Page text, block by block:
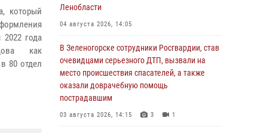
который
года
как
80 отдел
Ленобласти
04 августа 2026, 14:05
В Зеленогорске сотрудники Росгвардии, став
очевидцами серьезного ДТП, вызвали на
место происшествия спасателей, а также
оказали доврачебную помощь
пострадавшим
03 августа 2026, 14:15 3 1